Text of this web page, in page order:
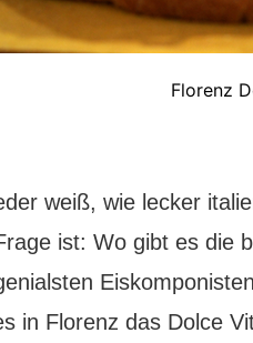
Florenz
weiß, wie lecker
ist: Wo gibt es die
in Florenz das Dolce